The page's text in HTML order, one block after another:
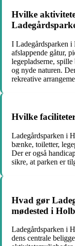
Hvilke
I Ladegårdsparken
afslappende gåtur,
legepladserne,
og nyde naturen.
rekreative
Hvilke
Ladegårdsparken i
bænke, toiletter,
Der er også
sikre, at parken er
Hvad gør
mødested i
Ladegårdsparken i
dens centrale